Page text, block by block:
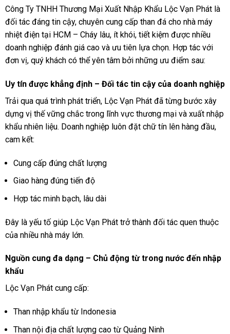
Công Ty TNHH Thương Mại Xuất Nhập Khẩu Lộc Vạn Phát là
đối tác đáng tin cậy, chuyên cung cấp than đá cho nhà máy
nhiệt điện tại HCM – Cháy lâu, ít khói, tiết kiệm được nhiều
doanh nghiệp đánh giá cao và ưu tiên lựa chọn. Hợp tác với
đơn vị, quý khách có thể yên tâm bởi những ưu điểm sau:
Uy tín được khẳng định – Đối tác tin cậy của doanh nghiệp
Trải qua quá trình phát triển, Lộc Vạn Phát đã từng bước xây
dựng vị thế vững chắc trong lĩnh vực thương mại và xuất nhập
khẩu nhiên liệu. Doanh nghiệp luôn đặt chữ tín lên hàng đầu,
cam kết:
Cung cấp đúng chất lượng
Giao hàng đúng tiến độ
Hợp tác minh bạch, lâu dài
Đây là yếu tố giúp Lộc Vạn Phát trở thành đối tác quen thuộc
của nhiều nhà máy lớn.
Nguồn cung đa dạng – Chủ động từ trong nước đến nhập
khẩu
Lộc Vạn Phát cung cấp:
Than nhập khẩu từ Indonesia
Than nội địa chất lượng cao từ Quảng Ninh